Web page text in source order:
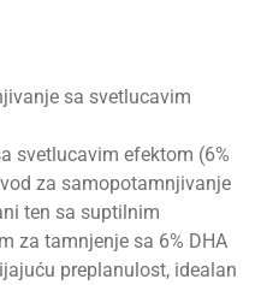
sa svetlucavim
svetlucavim efektom (6%
za samopotamnjivanje
ten sa suptilnim
za tamnjenje sa 6% DHA
preplanulost, idealan